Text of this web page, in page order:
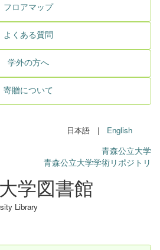
フロアマップ
よくある質問
学外の方へ
寄贈について
日本語 | English
青森公立大学
青森公立大学学術リポジトリ
学図書館
Library